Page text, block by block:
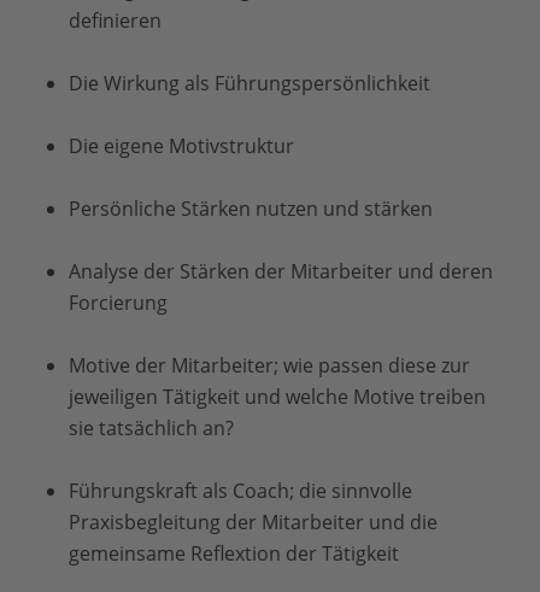
definieren
Die Wirkung als Führungspersönlichkeit
Die eigene Motivstruktur
Persönliche Stärken nutzen und stärken
Analyse der Stärken der Mitarbeiter und deren
Forcierung
Motive der Mitarbeiter; wie passen diese zur
jeweiligen Tätigkeit und welche Motive treiben
sie tatsächlich an?
Führungskraft als Coach; die sinnvolle
Praxisbegleitung der Mitarbeiter und die
gemeinsame Reflextion der Tätigkeit